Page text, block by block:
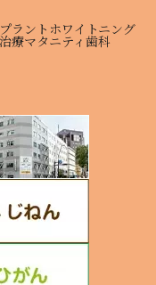
ラント ホワイトニング
療マタニティ歯科